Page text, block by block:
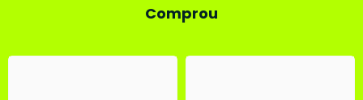
Comprou